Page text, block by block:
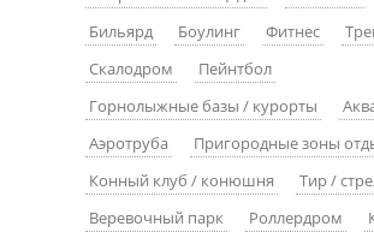
пїЅпїЅпїЅ пїЅпїЅпїЅпїЅпїЅпїЅпїЅ
пїЅпїЅпїЅ
пїЅпїЅпїЅ
пїЅпїЅпїЅпїЅпїЅпїЅпїЅпїЅпїЅ
пїЅпїЅпїЅпїЅпїЅ
Бильярд
Боулинг Фитнес
Скалодром
Пейнтбол
Горнолыжные базы / курорты
Аэротруба
Пригородные зоны
Конный клуб / конюшня
Тир /
Веревочный парк
Роллердром